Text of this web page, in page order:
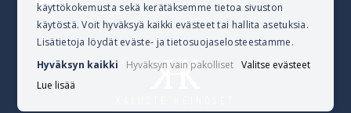
verkkokauppa@kalusteheinoset.fi
käyttökokemusta sekä kerätäksemme tietoa sivuston
käytöstä. Voit hyväksyä kaikki evästeet tai hallita asetuksia.
Lisätietoja löydät eväste- ja tietosuojaselosteestamme.
Hyväksyn kaikki
Hyväksyn vain pakolliset
Valitse evästeet
Lue lisää